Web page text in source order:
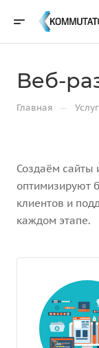
Веб-
Главная —
Создаём сайты
оптимизируют
клиентов и
каждом этапе.